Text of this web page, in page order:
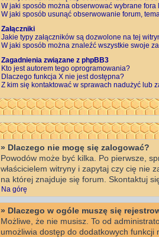
W jaki sposób można obserwować wybrane fora
W jaki sposób usunąć obserwowanie forum,
Załączniki
Jakie typy załączników są dozwolone na tej
W jaki sposób można znaleźć wszystkie swoje
Zagadnienia związane z phpBB3
Kto jest autorem tego oprogramowania?
Dlaczego funkcja X nie jest dostępna?
Z kim się kontaktować w sprawach nadużyć lub
» Dlaczego nie mogę się zalogować?
Powodów może być kilka. Po pierwsze,
właścicielem witryny i zapytaj czy cię nie
na której znajduje się forum. Skontaktuj
Na górę
» Dlaczego w ogóle muszę się
Możliwe, że nie musisz. To od
umożliwia dostęp do dodatkowych funkcji